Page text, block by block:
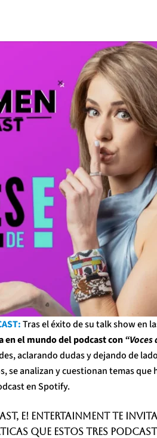
Tras el éxito de su talk show en
en el mundo del podcast con“Voces
aclarando dudas y dejando de
se analizan y cuestionan temas que
en Spotify.
E! Entertainment te
que estos tres